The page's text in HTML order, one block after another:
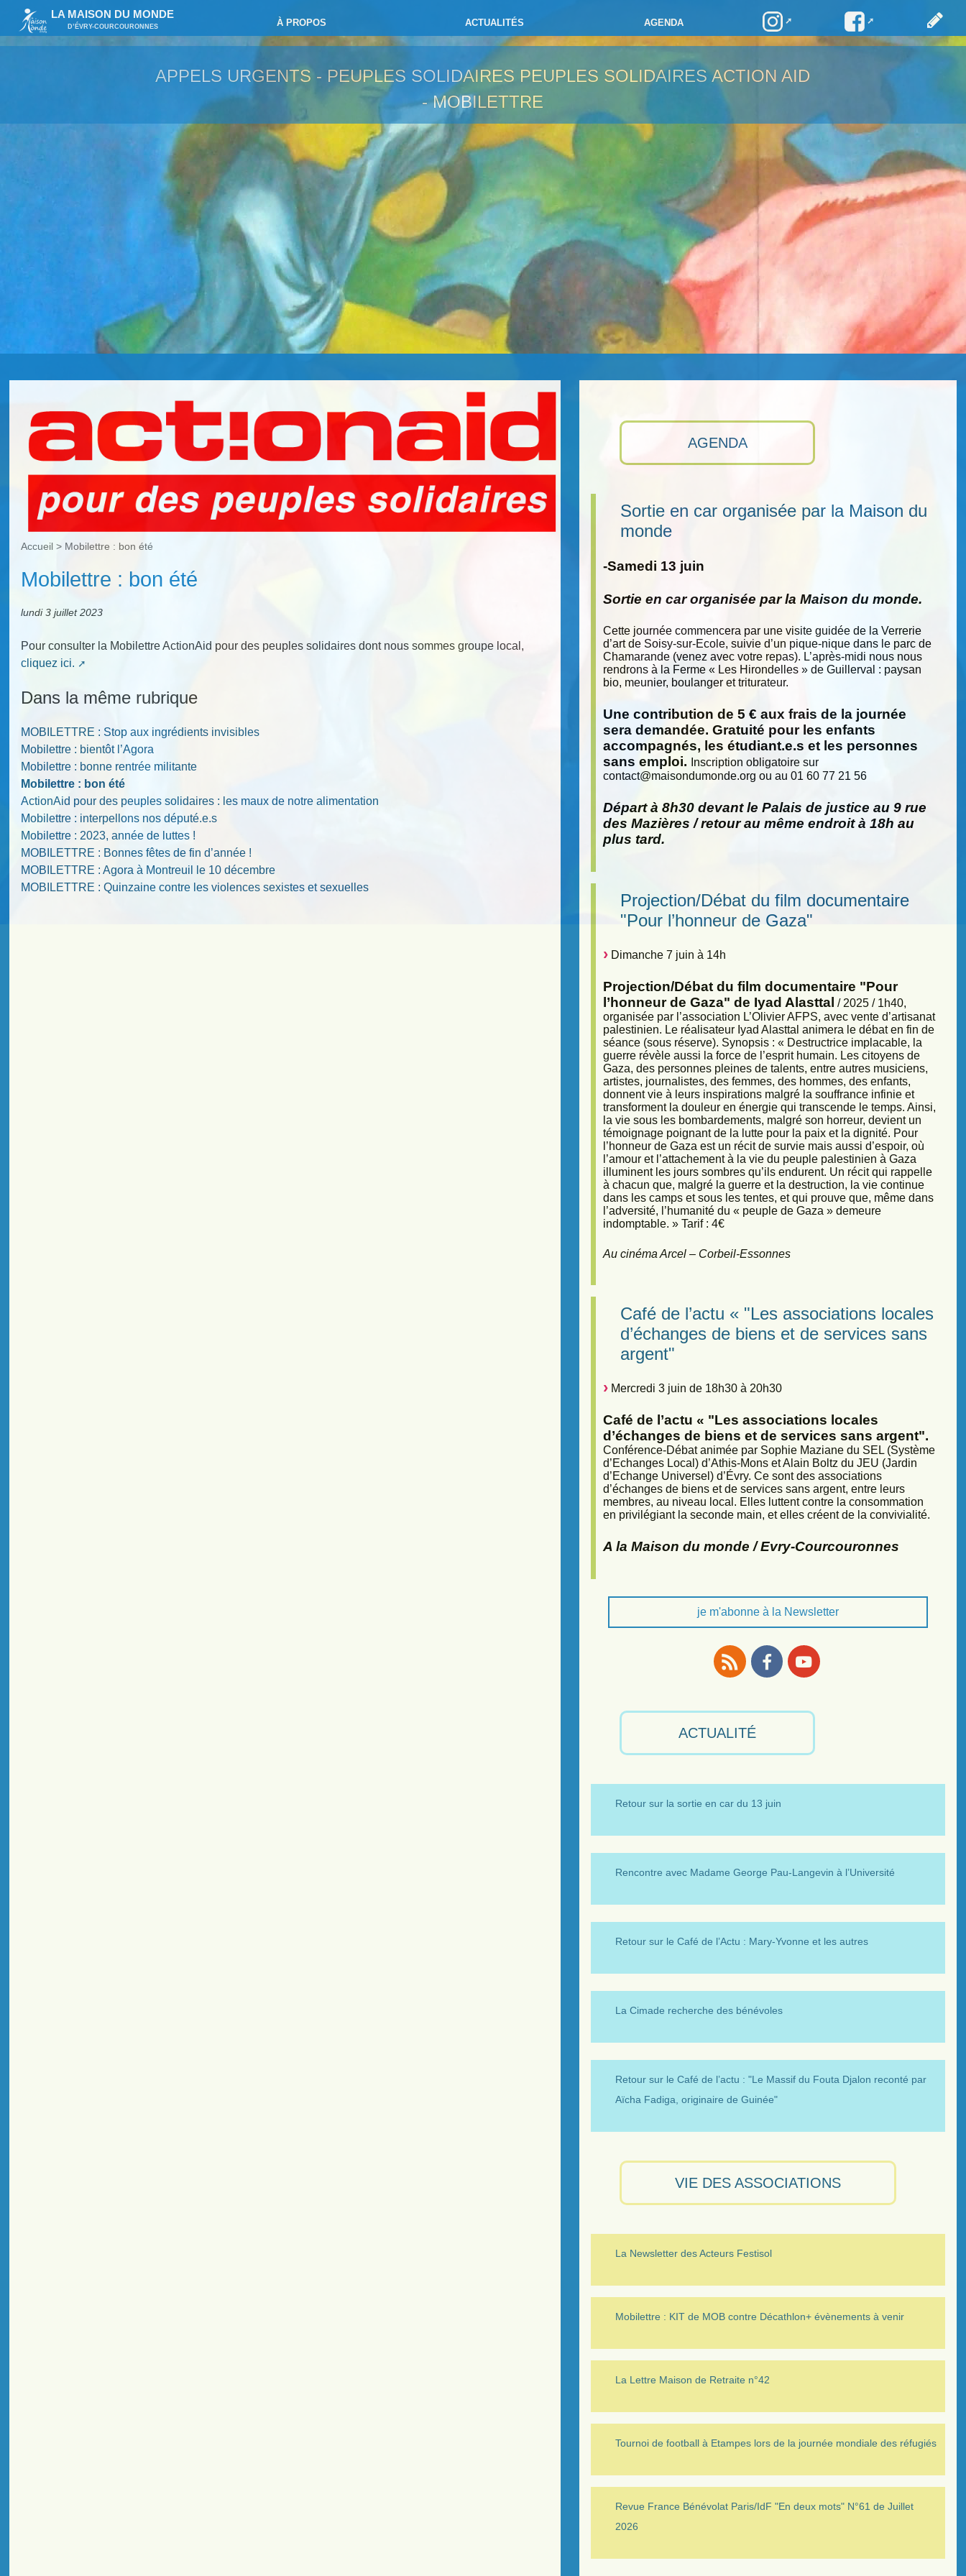
LA MAISON DU MONDE
D’ÉVRY-COURCOURONNES À PROPOS ACTUALITÉS AGENDA
APPELS URGENTS - PEUPLES SOLIDAIRES PEUPLES SOLIDAIRES ACTION AID
- MOBILETTRE
AGENDA
Sortie en car organisée par la Maison du
monde
-Samedi 13 juin
Sortie en car organisée par la Maison du monde.
Cette journée commencera par une visite guidée de la Verrerie
d’art de Soisy-sur-Ecole, suivie d’un pique-nique dans le parc de
Chamarande (venez avec votre repas). L’après-midi nous nous
rendrons à la Ferme « Les Hirondelles » de Guillerval : paysan
bio, meunier, boulanger et triturateur.
Une contribution de 5 € aux frais de la journée
sera demandée. Gratuité pour les enfants
accompagnés, les étudiant.e.s et les personnes
sans emploi.
Inscription obligatoire sur
contact@maisondumonde.org ou au 01 60 77 21 56
Départ à 8h30 devant le Palais de justice au 9 rue
des Mazières / retour au même endroit à 18h au
plus tard.
Projection/Débat du film documentaire
"Pour l’honneur de Gaza"
Dimanche 7 juin à 14h
Projection/Débat du film documentaire "Pour
l’honneur de Gaza" de Iyad Alasttal / 2025 / 1h40,
organisée par l’association L’Olivier AFPS, avec vente d’artisanat
palestinien. Le réalisateur Iyad Alasttal animera le débat en fin de
séance (sous réserve). Synopsis : « Destructrice implacable, la
guerre révèle aussi la force de l’esprit humain. Les citoyens de
Gaza, des personnes pleines de talents, entre autres musiciens,
artistes, journalistes, des femmes, des hommes, des enfants,
donnent vie à leurs inspirations malgré la souffrance infinie et
transforment la douleur en énergie qui transcende le temps. Ainsi,
la vie sous les bombardements, malgré son horreur, devient un
témoignage poignant de la lutte pour la paix et la dignité. Pour
l’honneur de Gaza est un récit de survie mais aussi d’espoir, où
l’amour et l’attachement à la vie du peuple palestinien à Gaza
illuminent les jours sombres qu’ils endurent. Un récit qui rappelle
à chacun que, malgré la guerre et la destruction, la vie continue
dans les camps et sous les tentes, et qui prouve que, même dans
l’adversité, l’humanité du « peuple de Gaza » demeure
indomptable. » Tarif : 4€
Au cinéma Arcel – Corbeil-Essonnes
Café de l’actu « "Les associations locales
d’échanges de biens et de services sans
argent"
Mercredi 3 juin de 18h30 à 20h30
Café de l’actu « "Les associations locales
d’échanges de biens et de services sans argent".
Conférence-Débat animée par Sophie Maziane du SEL (Système
d’Echanges Local) d’Athis-Mons et Alain Boltz du JEU (Jardin
d’Echange Universel) d’Évry. Ce sont des associations
d’échanges de biens et de services sans argent, entre leurs
membres, au niveau local. Elles luttent contre la consommation
en privilégiant la seconde main, et elles créent de la convivialité.
A la Maison du monde / Evry-Courcouronnes
je m'abonne à la Newsletter
ACTUALITÉ
Retour sur la sortie en car du 13 juin
Rencontre avec Madame George Pau-Langevin à l’Université
Retour sur le Café de l’Actu : Mary-Yvonne et les autres
La Cimade recherche des bénévoles
Retour sur le Café de l’actu : "Le Massif du Fouta Djalon reconté par
Aïcha Fadiga, originaire de Guinée"
VIE DES ASSOCIATIONS
La Newsletter des Acteurs Festisol
Mobilettre : KIT de MOB contre Décathlon+ évènements à venir
La Lettre Maison de Retraite n°42
Tournoi de football à Etampes lors de la journée mondiale des réfugiés
Revue France Bénévolat Paris/IdF "En deux mots" N°61 de Juillet
2026
Accueil > Mobilettre : bon été
Mobilettre : bon été
lundi 3 juillet 2023
Pour consulter la Mobilettre ActionAid pour des peuples solidaires dont nous sommes groupe local,
cliquez ici.
Dans la même rubrique
MOBILETTRE : Stop aux ingrédients invisibles
Mobilettre : bientôt l’Agora
Mobilettre : bonne rentrée militante
Mobilettre : bon été
ActionAid pour des peuples solidaires : les maux de notre alimentation
Mobilettre : interpellons nos député.e.s
Mobilettre : 2023, année de luttes !
MOBILETTRE : Bonnes fêtes de fin d’année !
MOBILETTRE : Agora à Montreuil le 10 décembre
MOBILETTRE : Quinzaine contre les violences sexistes et sexuelles